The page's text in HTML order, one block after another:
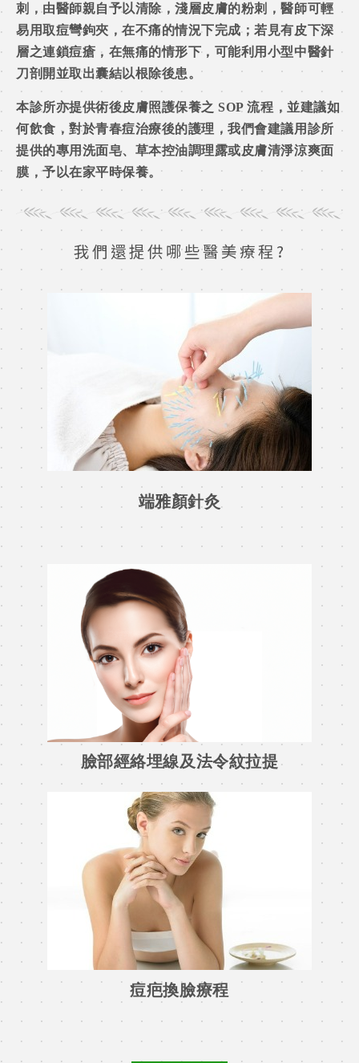
刺，由醫師親自予以清除，淺層皮膚的粉刺，醫師可輕
易用取痘彎鉤夾，在不痛的情況下完成；若見有皮下深
層之連鎖痘瘡，在無痛的情形下，可能利用小型中醫針
刀剖開並取出囊結以根除後患。
本診所亦提供術後皮膚照護保養之 SOP 流程，並建議如
何飲食，對於青春痘治療後的護理，我們會建議用診所
提供的專用洗面皂、草本控油調理露或皮膚清淨涼爽面
膜，予以在家平時保養。
我們還提供哪些醫美療程?
端雅顏針灸
臉部經絡埋線及法令紋拉提
痘疤換臉療程